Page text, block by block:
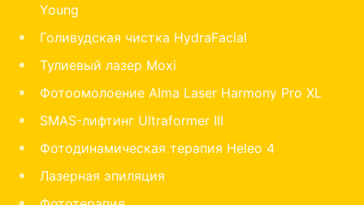
Young
Голивудская чистка HydraFacial
Тулиевый лазер Moxi
Фотоомолоение Alma Laser Harmony Pro XL
SMAS-лифтинг Ultraformer III
Фотодинамическая терапия Heleo 4
Лазерная эпиляция